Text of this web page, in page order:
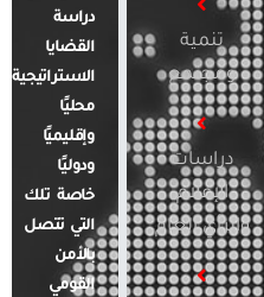
تنمية
ومجتمع
دراسات
الإعلام
والرأي العام
دراسة
القضايا
الاستراتيجية
محليًا
وإقليميًا
ودوليًا
خاصة تلك
التي تتصل
بالأمن
القومي